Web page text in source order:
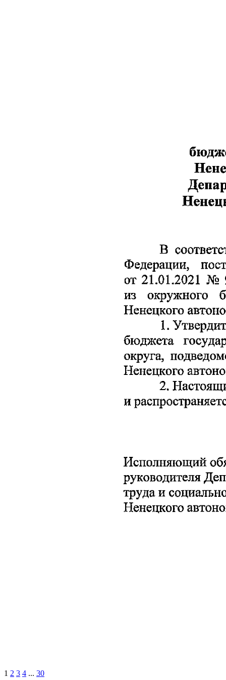
1 2 3 4 ... 30